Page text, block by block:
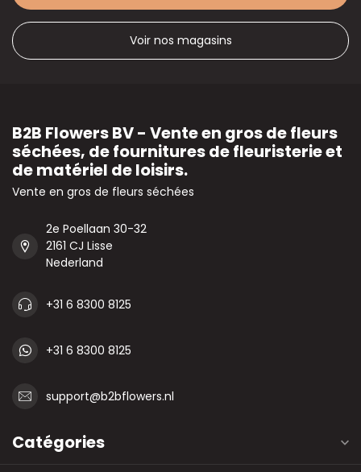
Voir nos magasins
B2B Flowers BV - Vente en gros de fleurs
séchées, de fournitures de fleuristerie et
de matériel de loisirs.
Vente en gros de fleurs séchées
2e Poellaan 30-32
2161 CJ Lisse
Nederland
+31 6 8300 8125
+31 6 8300 8125
support@b2bflowers.nl
Catégories